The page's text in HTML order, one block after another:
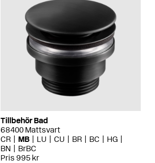
Tillbehör Bad
68400 Mattsvart
CR
MB LU CU BR BC
HG
BN
BrBC
Pris 995 kr